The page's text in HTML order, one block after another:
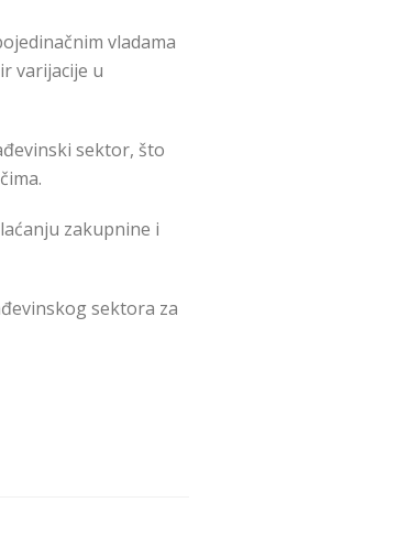
vladama
varijacije u
sektor, što
zakupnine i
sektora za